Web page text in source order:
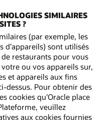
SIMILAIRES
?
(par exemple, les
d’appareils) sont utilisés
restaurants pour vous
ou vos appareils sur,
et appareils aux fins
dessus. Pour obtenir des
cookies qu’Oracle place
veuillez
aux cookies fournies